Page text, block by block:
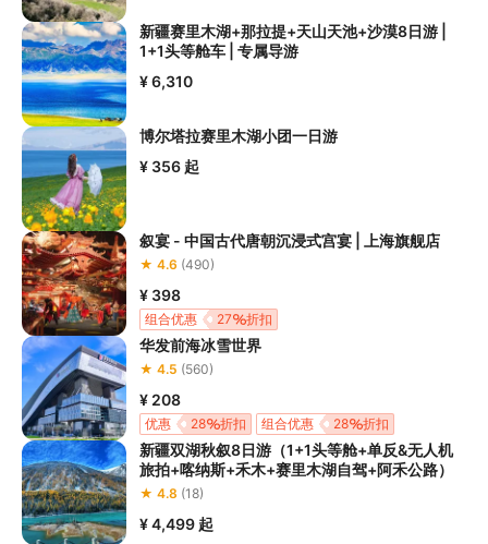
新疆赛里木湖+那拉提+天山天池+沙漠8日游 |
1+1头等舱车 | 专属导游
¥ 6,310
博尔塔拉赛里木湖小团一日游
¥ 356 起
叙宴 - 中国古代唐朝沉浸式宫宴 | 上海旗舰店
★ 4.6 (490)
¥ 398
27 折扣
组合优惠
华发前海冰雪世界
★ 4.5 (560)
¥ 208
28 折扣
优惠 28 折扣
组合优惠
新疆双湖秋叙8日游（1+1头等舱+单反&无人机
旅拍+喀纳斯+禾木+赛里木湖自驾+阿禾公路）
★ 4.8 (18)
¥ 4,499 起